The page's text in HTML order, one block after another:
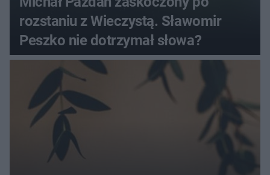
rozstaniu z Wieczystą. Sławomir
Peszko nie dotrzymał słowa?